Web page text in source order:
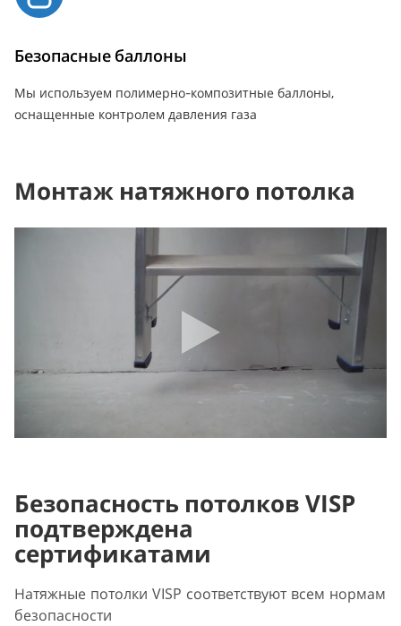
Безопасные баллоны
Мы используем полимерно-композитные баллоны,
оснащенные контролем давления газа
Монтаж натяжного потолка
Безопасность потолков VISP
подтверждена
сертификатами
Натяжные потолки VISP соответствуют всем нормам
безопасности